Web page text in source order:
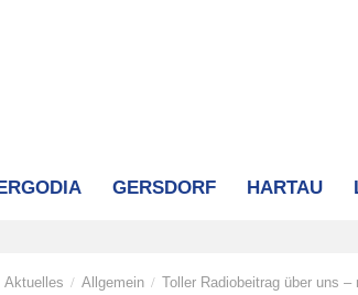
GERSDORF HARTAU
Aktuelles / Allgemein / Toller Radiobeitrag über uns